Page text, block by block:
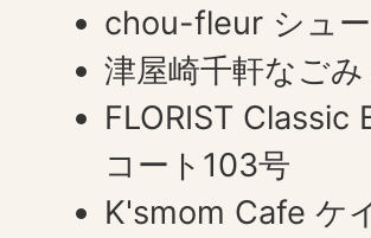
chou-fleur シュ
津屋崎千軒なご
FLORIST
コート103号
K'smom Cafe ケ